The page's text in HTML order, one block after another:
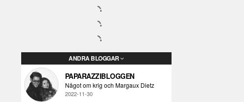
ANDRA BLOGGAR
PAPARAZZIBLOGGEN
Något om krig och Margaux Dietz
2022-11-30